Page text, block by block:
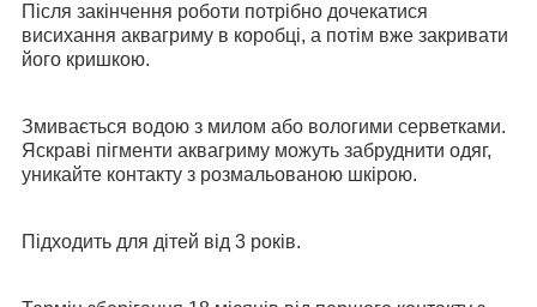
Після закінчення роботи потрібно дочекатися
висихання аквагриму в коробці, а потім вже закривати
його кришкою.
Змивається водою з милом або вологими серветками.
Яскраві пігменти аквагриму можуть забруднити одяг,
уникайте контакту з розмальованою шкірою.
Підходить для дітей від 3 років.